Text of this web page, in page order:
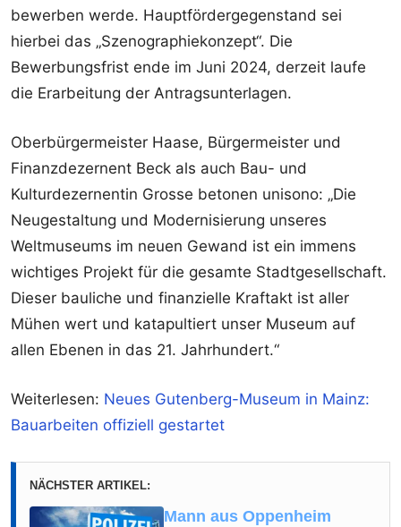
bewerben werde. Hauptfördergegenstand sei
hierbei das „Szenographiekonzept“. Die
Bewerbungsfrist ende im Juni 2024, derzeit laufe
die Erarbeitung der Antragsunterlagen.
Oberbürgermeister Haase, Bürgermeister und
Finanzdezernent Beck als auch Bau- und
Kulturdezernentin Grosse betonen unisono: „Die
Neugestaltung und Modernisierung unseres
Weltmuseums im neuen Gewand ist ein immens
wichtiges Projekt für die gesamte Stadtgesellschaft.
Dieser bauliche und finanzielle Kraftakt ist aller
Mühen wert und katapultiert unser Museum auf
allen Ebenen in das 21. Jahrhundert.“
Weiterlesen: Neues Gutenberg-Museum in Mainz:
Bauarbeiten offiziell gestartet
NÄCHSTER ARTIKEL:
Mann aus Oppenheim